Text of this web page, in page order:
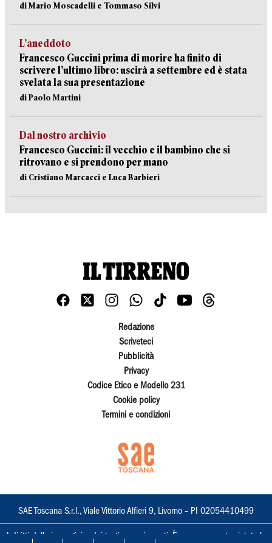
di Mario Moscadelli e Tommaso Silvi
L’aneddoto
Francesco Guccini prima di morire ha finito di
scrivere l’ultimo libro: uscirà a settembre ed è stata
svelata la sua presentazione
di Paolo Martini
Dal nostro archivio
Francesco Guccini: il vecchio e il bambino che si
ritrovano e si prendono per mano
di Cristiano Marcacci e Luca Barbieri
Redazione
Scriveteci
Pubblicità
Privacy
Codice Etico e Modello 231
Cookie policy
Termini e condizioni
SAE Toscana S.r.l., Viale Vittorio Alfieri 9, Livorno – PI 02054410499
I diritti delle immagini e dei testi sono riservati. È espressamente vietata la